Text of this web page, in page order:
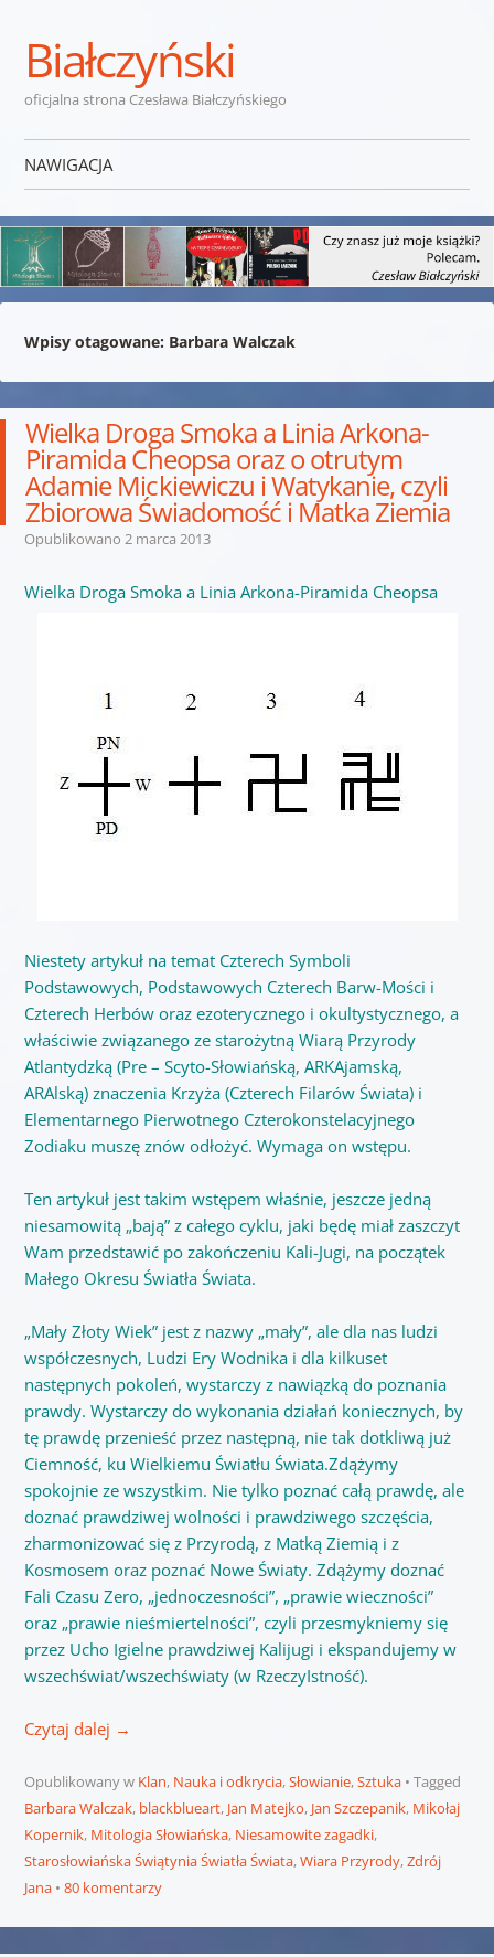
Białczyński
oficjalna strona Czesława Białczyńskiego
NAWIGACJA
Wpisy otagowane: Barbara Walczak
Wielka Droga Smoka a Linia Arkona-
Piramida Cheopsa oraz o otrutym
Adamie Mickiewiczu i Watykanie, czyli
Zbiorowa Świadomość i Matka Ziemia
Opublikowano 2 marca 2013
Wielka Droga Smoka a Linia Arkona-Piramida Cheopsa
Niestety artykuł na temat Czterech Symboli
Podstawowych, Podstawowych Czterech Barw-Mości i
Czterech Herbów oraz ezoterycznego i okultystycznego, a
właściwie związanego ze starożytną Wiarą Przyrody
Atlantydzką (Pre – Scyto-Słowiańską, ARKAjamską,
ARAlską) znaczenia Krzyża (Czterech Filarów Świata) i
Elementarnego Pierwotnego Czterokonstelacyjnego
Zodiaku muszę znów odłożyć. Wymaga on wstępu.
Ten artykuł jest takim wstępem właśnie, jeszcze jedną
niesamowitą „bają” z całego cyklu, jaki będę miał zaszczyt
Wam przedstawić po zakończeniu Kali-Jugi, na początek
Małego Okresu Światła Świata.
„Mały Złoty Wiek” jest z nazwy „mały”, ale dla nas ludzi
współczesnych, Ludzi Ery Wodnika i dla kilkuset
następnych pokoleń, wystarczy z nawiązką do poznania
prawdy. Wystarczy do wykonania działań koniecznych, by
tę prawdę przenieść przez następną, nie tak dotkliwą już
Ciemność, ku Wielkiemu Światłu Świata.Zdążymy
spokojnie ze wszystkim. Nie tylko poznać całą prawdę, ale
doznać prawdziwej wolności i prawdziwego szczęścia,
zharmonizować się z Przyrodą, z Matką Ziemią i z
Kosmosem oraz poznać Nowe Światy. Zdążymy doznać
Fali Czasu Zero, „jednoczesności”, „prawie wieczności”
oraz „prawie nieśmiertelności”, czyli przesmykniemy się
przez Ucho Igielne prawdziwej Kalijugi i ekspandujemy w
wszechświat/wszechświaty (w RzeczyIstność).
Czytaj dalej →
Opublikowany w Klan, Nauka i odkrycia,Słowianie,Sztuka
Tagged
Barbara Walczak, blackblueart, Jan Matejko, Jan Szczepanik, Mikołaj
Kopernik, Mitologia Słowiańska, Niesamowite zagadki,
Starosłowiańska Świątynia Światła Świata,Wiara Przyrody,Zdrój
Jana
80 komentarzy